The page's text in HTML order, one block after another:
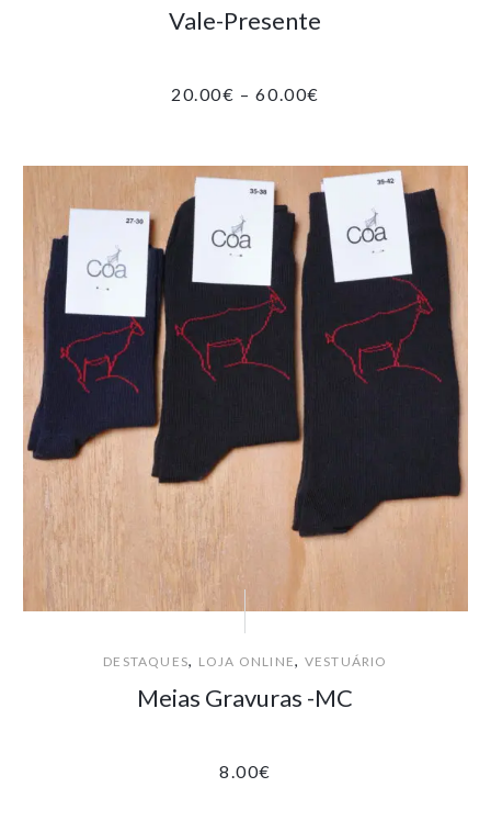
Vale-Presente
20.00€ – 60.00€
60.00€
DESTAQUES, LOJA ONLINE, VESTUÁRIO
Meias Gravuras -MC
8.00€